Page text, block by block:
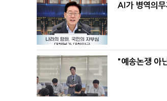
AI가 병역의무
"예송논쟁 아